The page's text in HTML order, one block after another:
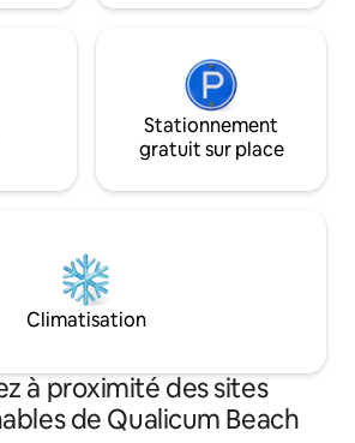
terrasse sous un
Stationnement
gratuit sur place
Climatisation
à proximité des sites
de Qualicum Beach